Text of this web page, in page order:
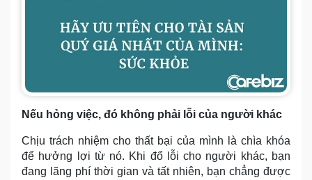
Nếu hỏng việc, đó không phải lỗi của người khác
Chịu trách nhiệm cho thất bại của mình là chìa khóa
để hưởng lợi từ nó. Khi đổ lỗi cho người khác, bạn
đang lãng phí thời gian và tất nhiên, bạn chẳng được